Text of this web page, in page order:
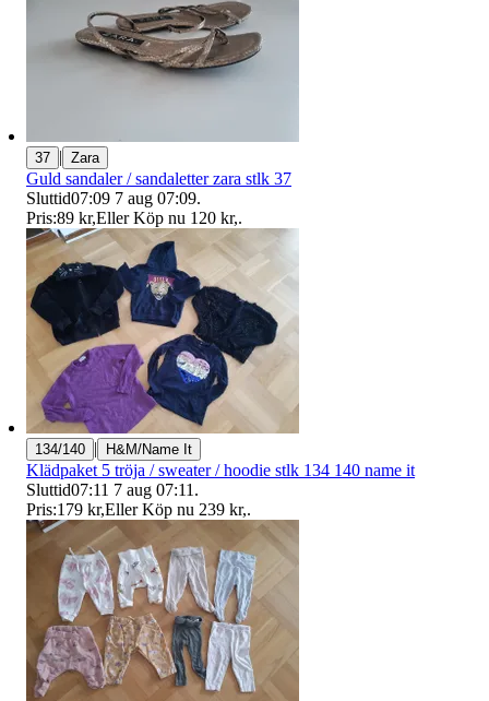
37 | Zara
Guld sandaler / sandaletter zara stlk 37
Sluttid07:09 7 aug 07:09.
Pris:89 kr,Eller Köp nu 120 kr,.
134/140 | H&M/Name It
Klädpaket 5 tröja / sweater / hoodie stlk 134 140 name it
Sluttid07:11 7 aug 07:11 .
Pris:179 kr,Eller Köp nu 239 kr,.